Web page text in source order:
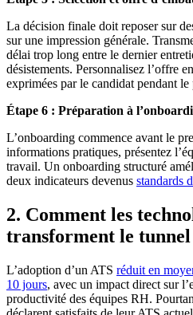
La décision finale doit reposer sur
sur une impression générale.
délai trop long entre le dernier
désistements. Personnalisez l’offre
exprimées par le candidat pendant le
Étape 6 : Préparation à
L’onboarding commence avant le
informations pratiques, présentez
travail. Un onboarding structuré
deux indicateurs devenus standards
2. Comment les
transforment le tunnel
L’adoption d’un ATS réduit en
10 jours, avec un impact direct sur
productivité des équipes RH.